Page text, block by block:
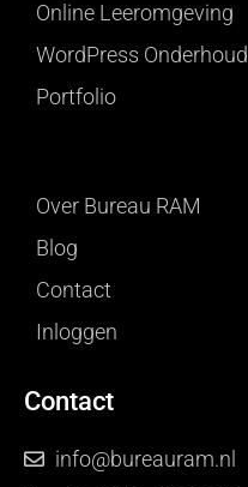
Online Leeromgeving
WordPress Onderhoud
Portfolio
Over Bureau RAM
Blog
Contact
Inloggen
Contact
info@bureauram.nl